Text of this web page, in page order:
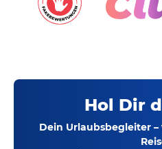
Hol Dir
Dein Urlaubsbegleiter